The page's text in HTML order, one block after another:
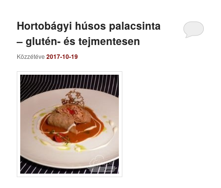
Hortobágyi húsos palacsinta
– glutén- és tejmentesen
Közzétéve2017-10-19